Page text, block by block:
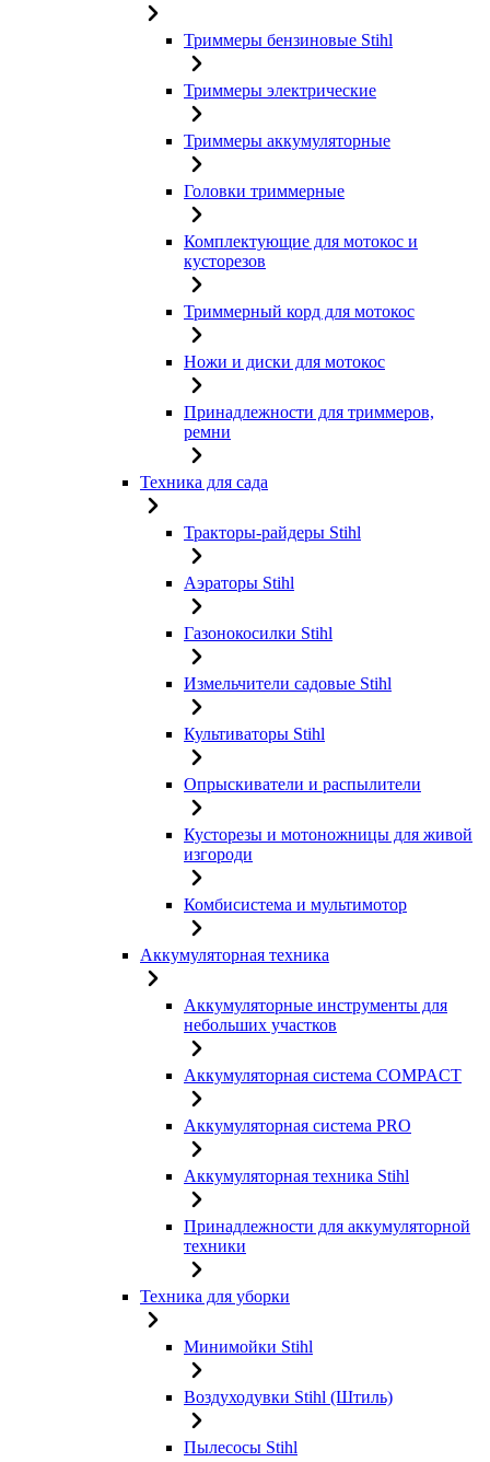
Триммеры бензиновые Stihl
Триммеры электрические
Триммеры аккумуляторные
Головки триммерные
Комплектующие для мотокос и
кусторезов
Триммерный корд для мотокос
Ножи и диски для мотокос
Принадлежности для триммеров,
ремни
Техника для сада
Тракторы-райдеры Stihl
Аэраторы Stihl
Газонокосилки Stihl
Измельчители садовые Stihl
Культиваторы Stihl
Опрыскиватели и распылители
Кусторезы и мотоножницы для живой
изгороди
Комбисистема и мультимотор
Аккумуляторная техника
Аккумуляторные инструменты для
небольших участков
Аккумуляторная система COMPACT
Аккумуляторная система PRO
Аккумуляторная техника Stihl
Принадлежности для аккумуляторной
техники
Техника для уборки
Минимойки Stihl
Воздуходувки Stihl (Штиль)
Пылесосы Stihl